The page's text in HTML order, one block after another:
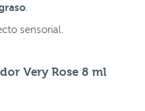
.
sensorial.
Very Rose 8 ml